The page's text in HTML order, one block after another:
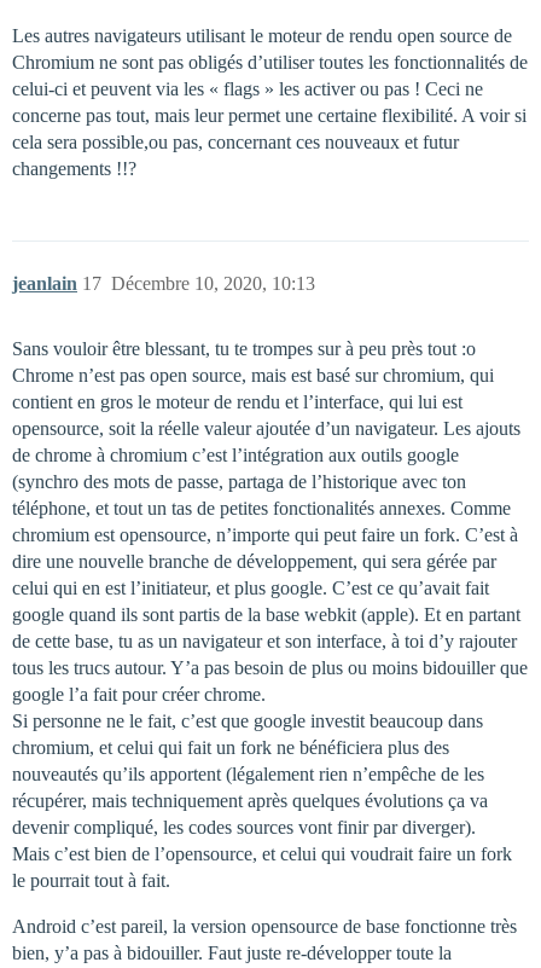
Les autres navigateurs utilisant le moteur de rendu open source de
Chromium ne sont pas obligés d’utiliser toutes les fonctionnalités de
celui-ci et peuvent via les « flags » les activer ou pas ! Ceci ne
concerne pas tout, mais leur permet une certaine flexibilité. A voir si
cela sera possible,ou pas, concernant ces nouveaux et futur
changements !!?
jeanlain Décembre 10, 2020, 10:13
17
Sans vouloir être blessant, tu te trompes sur à peu près tout :o
Chrome n’est pas open source, mais est basé sur chromium, qui
contient en gros le moteur de rendu et l’interface, qui lui est
opensource, soit la réelle valeur ajoutée d’un navigateur. Les ajouts
de chrome à chromium c’est l’intégration aux outils google
(synchro des mots de passe, partaga de l’historique avec ton
téléphone, et tout un tas de petites fonctionalités annexes. Comme
chromium est opensource, n’importe qui peut faire un fork. C’est à
dire une nouvelle branche de développement, qui sera gérée par
celui qui en est l’initiateur, et plus google. C’est ce qu’avait fait
google quand ils sont partis de la base webkit (apple). Et en partant
de cette base, tu as un navigateur et son interface, à toi d’y rajouter
tous les trucs autour. Y’a pas besoin de plus ou moins bidouiller que
google l’a fait pour créer chrome.
Si personne ne le fait, c’est que google investit beaucoup dans
chromium, et celui qui fait un fork ne bénéficiera plus des
nouveautés qu’ils apportent (légalement rien n’empêche de les
récupérer, mais techniquement après quelques évolutions ça va
devenir compliqué, les codes sources vont finir par diverger).
Mais c’est bien de l’opensource, et celui qui voudrait faire un fork
le pourrait tout à fait.
Android c’est pareil, la version opensource de base fonctionne très
bien, y’a pas à bidouiller. Faut juste re-développer toute la